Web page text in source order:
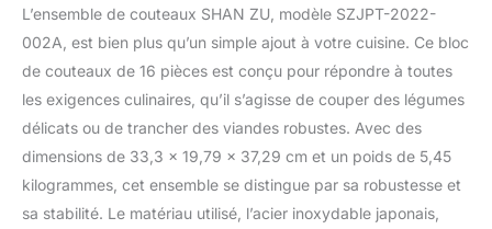
filet de 17,8 cm, un
couteau utilitaire de 15,2
cm, un couteau d'office
de 9,5 cm, des couteaux
à steak de 11,4 cm. Lot
de 6, ciseaux de cuisine,
tige d'affûtage de
amovible. Couteau à
steak amovible : différent
L’ensemble de couteaux SHAN ZU, modèle SZJPT-2022-
002A, est bien plus qu’un simple ajout à votre cuisine. Ce bloc
de couteaux de 16 pièces est conçu pour répondre à toutes
les exigences culinaires, qu’il s’agisse de couper des légumes
délicats ou de trancher des viandes robustes. Avec des
dimensions de 33,3 x 19,79 x 37,29 cm et un poids de 5,45
kilogrammes, cet ensemble se distingue par sa robustesse et
sa stabilité. Le matériau utilisé, l’acier inoxydable japonais,